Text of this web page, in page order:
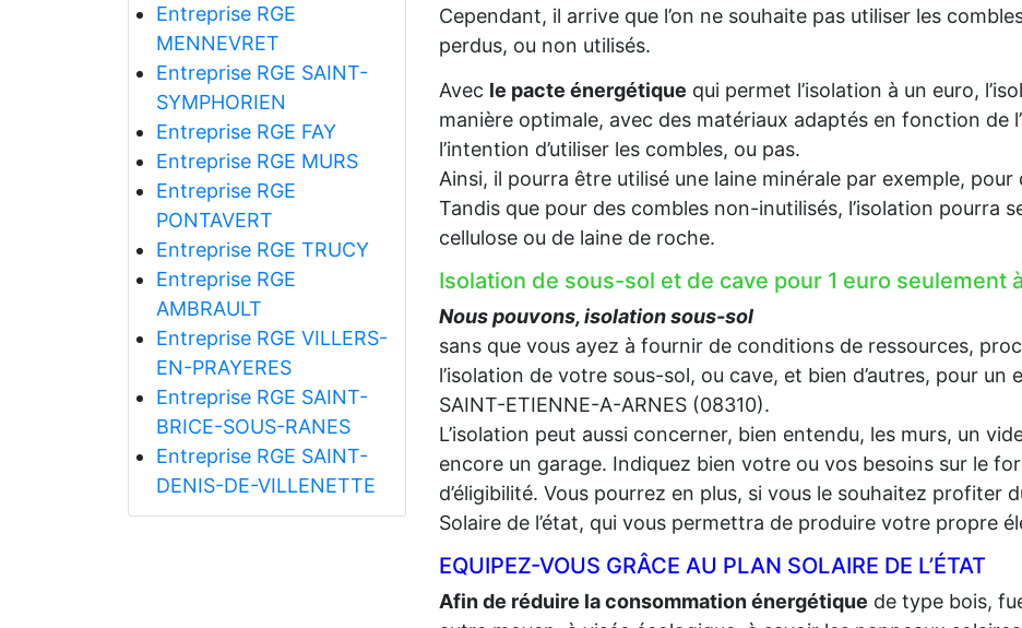
Entreprise RGE
MENNEVRET
Entreprise RGE SAINT-
SYMPHORIEN
Entreprise RGE FAY
Entreprise RGE MURS
Entreprise RGE
PONTAVERT
Entreprise RGE TRUCY
Entreprise RGE
AMBRAULT
Entreprise RGE VILLERS-
EN-PRAYERES
Entreprise RGE SAINT-
BRICE-SOUS-RANES
Entreprise RGE SAINT-
DENIS-DE-VILLENETTE
Cependant, il arrive que l’on ne souhaite pas utiliser les
perdus, ou non utilisés.
Avec le pacte énergétique qui permet l’isolation à un euro,
manière optimale, avec des matériaux adaptés en fonction de
l’intention d’utiliser les combles, ou pas.
Ainsi, il pourra être utilisé une laine minérale par exemple, pour
Tandis que pour des combles non-inutilisés, l’isolation pourra
cellulose ou de laine de roche.
Isolation de sous-sol et de cave pour 1 euro seulement
Nous pouvons, isolation sous-sol
sans que vous ayez à fournir de conditions de ressources,
l’isolation de votre sous-sol, ou cave, et bien d’autres, pour un
SAINT-ETIENNE-A-ARNES (08310).
L’isolation peut aussi concerner, bien entendu, les murs, un
encore un garage. Indiquez bien votre ou vos besoins sur le
d’éligibilité. Vous pourrez en plus, si vous le souhaitez profiter
Solaire de l’état, qui vous permettra de produire votre propre
EQUIPEZ-VOUS GRÂCE AU PLAN SOLAIRE DE L’ÉTAT
Afin de réduire la consommation énergétique de type bois,